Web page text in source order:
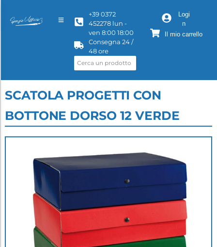
+39 0372
452278 lun -
ven 8:00 18:00
Consegna 24 /
48 ore
Logi
n
Il mio carrello
SCATOLA PROGETTI CON
BOTTONE DORSO 12 VERDE